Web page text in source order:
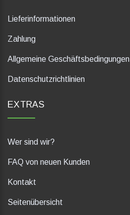
Lieferinformationen
Zahlung
Allgemeine Geschäftsbedingungen
Datenschutzrichtlinien
EXTRAS
Wer sind wir?
FAQ von neuen Kunden
Kontakt
Seitenübersicht